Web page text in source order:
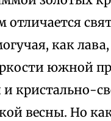
отличается
как
южной
кристально-
весны. Но